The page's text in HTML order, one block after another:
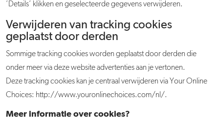
’Details’ klikken en geselecteerde gegevens verwijderen.
Verwijderen van tracking cookies
geplaatst door derden
Sommige tracking cookies worden geplaatst door derden die
onder meer via deze website advertenties aan je vertonen.
Deze tracking cookies kan je centraal verwijderen via Your Online
Choices: http://www.youronlinechoices.com/nl/.
Meer informatie over cookies?